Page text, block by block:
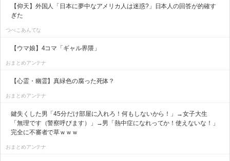
【仰天】外国人「日本に夢中なアメリカ人は迷惑?」日本人の回答が的確す
ぎた
つべこあんてな
【ウマ娘】4コマ「ギャル界隈」
おまとめアンテナ
【心霊・幽霊】真緑色の腐った死体？
おまとめアンテナ
鍵失くした男「45分だけ部屋に入れろ！何もしないから！」→女子大生
「無理です（警察呼びます）」→男「熱中症になれってか！使えないな！」
完全に不審者で草ｗｗｗ
おまとめアンテナ